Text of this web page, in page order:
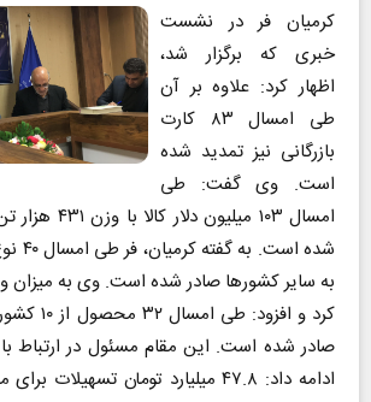
کرمیان فر در نشست
خبری که برگزار شد،
اظهار کرد: علاوه بر آن
طی امسال ۸۳ کارت
بازرگانی نیز تمدید شده
است. وی گفت: طی
شده
به سایر کشورها صادر شده است. وی به میزان
کرد و افزود:
صادر شده است. این مقام مسئول در ارتباط
ادامه داد: ۴۷.۸ میلیارد تومان